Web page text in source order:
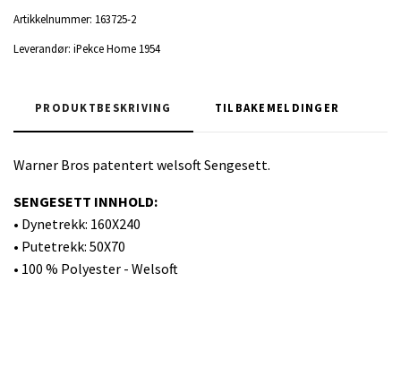
Artikkelnummer: 163725-2
Leverandør: iPekce Home 1954
PRODUKTBESKRIVING TILBAKEMELDINGER
Warner Bros patentert welsoft Sengesett.
SENGESETT INNHOLD:
• Dynetrekk: 160X240
• Putetrekk: 50X70
• 100 % Polyester - Welsoft